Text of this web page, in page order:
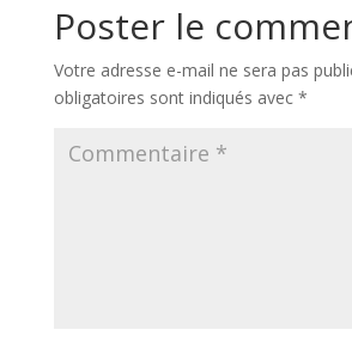
Poster le
Votre adresse e-mail ne sera pas
obligatoires sont indiqués avec *